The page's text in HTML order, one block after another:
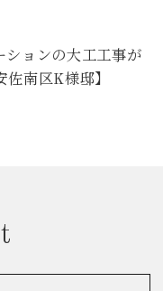
ションの大工工事が
佐南区K様邸】